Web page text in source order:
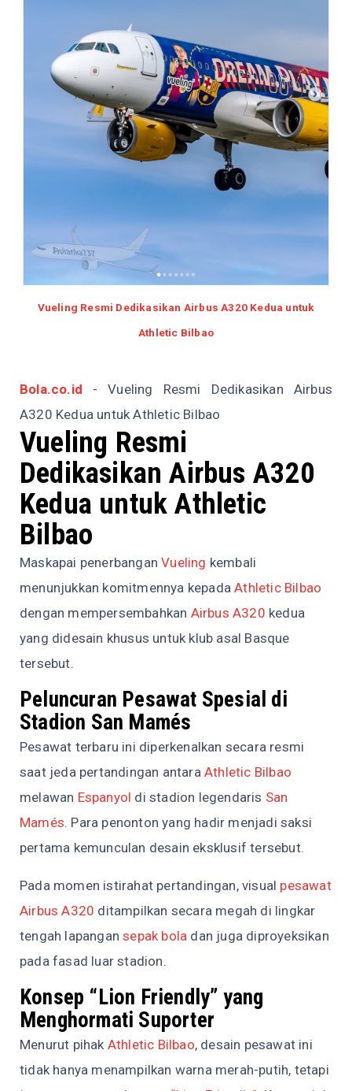
Vueling Resmi Dedikasikan Airbus A320 Kedua untuk
Athletic Bilbao
Bola.co.id - Vueling Resmi Dedikasikan Airbus
A320 Kedua untuk Athletic Bilbao
Vueling Resmi
Dedikasikan Airbus A320
Kedua untuk Athletic
Bilbao
Maskapai penerbanganVueling kembali
menunjukkan komitmennya kepadaAthletic Bilbao
dengan mempersembahkan Airbus A320 kedua
yang didesain khusus untuk klub asal Basque
tersebut.
Peluncuran Pesawat Spesial di
Stadion San Mamés
Pesawat terbaru ini diperkenalkan secara resmi
saat jeda pertandingan antara Athletic Bilbao
melawan Espanyol di stadion legendaris San
Mamés. Para penonton yang hadir menjadi saksi
pertama kemunculan desain eksklusif tersebut.
Pada momen istirahat pertandingan, visual pesawat
Airbus A320 ditampilkan secara megah di lingkar
tengah lapangansepak bola dan juga diproyeksikan
pada fasad luar stadion.
Konsep “Lion Friendly” yang
Menghormati Suporter
Menurut pihak Athletic Bilbao, desain pesawat ini
tidak hanya menampilkan warna merah-putih, tetapi